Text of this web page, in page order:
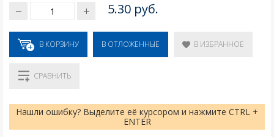
5.30 руб.
В КОРЗИНУ В ОТЛОЖЕННЫЕ В ИЗБРАННОЕ
СРАВНИТЬ
Нашли ошибку? Выделите её курсором и нажмите CTRL +
ENTER